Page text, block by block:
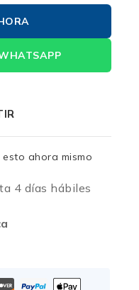
ahora mismo
4 días hábiles